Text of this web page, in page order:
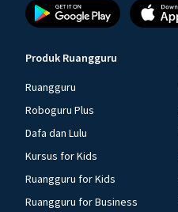
Produk Ruangguru
Ruangguru
Roboguru Plus
Dafa dan Lulu
Kursus for Kids
Ruangguru for Kids
Ruangguru for Business